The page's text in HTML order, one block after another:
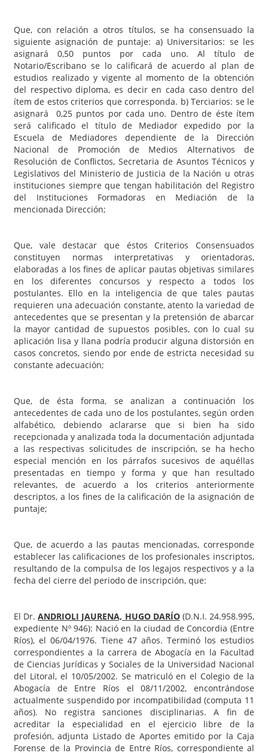
Que, con relación a otros títulos, se ha consensuado la
siguiente asignación de puntaje: a) Universitarios: se les
asignará 0,50 puntos por cada uno. Al título de
Notario/Escribano se lo calificará de acuerdo al plan de
estudios realizado y vigente al momento de la obtención
del respectivo diploma, es decir en cada caso dentro del
ítem de estos criterios que corresponda. b) Terciarios: se le
asignará 0,25 puntos por cada uno. Dentro de éste ítem
será calificado el título de Mediador expedido por la
Escuela de Mediadores dependiente de la Dirección
Nacional de Promoción de Medios Alternativos de
Resolución de Conflictos, Secretaria de Asuntos Técnicos y
Legislativos del Ministerio de Justicia de la Nación u otras
instituciones siempre que tengan habilitación del Registro
del Instituciones Formadoras en Mediación de la
mencionada Dirección;
Que, vale destacar que éstos Criterios Consensuados
constituyen normas interpretativas y orientadoras,
elaboradas a los fines de aplicar pautas objetivas similares
en los diferentes concursos y respecto a todos los
postulantes. Ello en la inteligencia de que tales pautas
requieren una adecuación constante, atento la variedad de
antecedentes que se presentan y la pretensión de abarcar
la mayor cantidad de supuestos posibles, con lo cual su
aplicación lisa y llana podría producir alguna distorsión en
casos concretos, siendo por ende de estricta necesidad su
constante adecuación;
Que, de ésta forma, se analizan a continuación los
antecedentes de cada uno de los postulantes, según orden
alfabético, debiendo aclararse que si bien ha sido
recepcionada y analizada toda la documentación adjuntada
a las respectivas solicitudes de inscripción, se ha hecho
especial mención en los párrafos sucesivos de aquéllas
presentadas en tiempo y forma y que han resultado
relevantes, de acuerdo a los criterios anteriormente
descriptos, a los fines de la calificación de la asignación de
puntaje;
Que, de acuerdo a las pautas mencionadas, corresponde
establecer las calificaciones de los profesionales inscriptos,
resultando de la compulsa de los legajos respectivos y a la
fecha del cierre del periodo de inscripción, que:
El Dr. ANDRIOLI JAURENA, HUGO DARÍO(D.N.I. 24.958.995,
expediente Nº 946): Nació en la ciudad de Concordia (Entre
Ríos), el 06/04/1976. Tiene 47 años. Terminó los estudios
correspondientes a la carrera de Abogacía en la Facultad
de Ciencias Jurídicas y Sociales de la Universidad Nacional
del Litoral, el 10/05/2002. Se matriculó en el Colegio de la
Abogacía de Entre Ríos el 08/11/2002, encontrándose
actualmente suspendido por incompatibilidad (computa 11
años). No registra sanciones disciplinarias. A fin de
acreditar la especialidad en el ejercicio libre de la
profesión, adjunta Listado de Aportes emitido por la Caja
Forense de la Provincia de Entre Ríos, correspondiente al